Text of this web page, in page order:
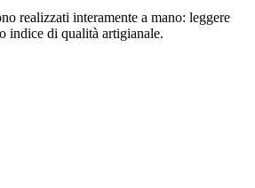
realizzati interamente a mano: leggere
indice di qualità artigianale.